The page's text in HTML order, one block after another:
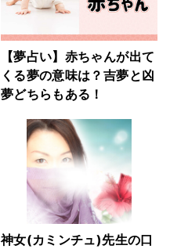
【夢占い】赤ちゃんが出て
くる夢の意味は？吉夢と凶
夢どちらもある！
神女(カミンチュ)先生の口